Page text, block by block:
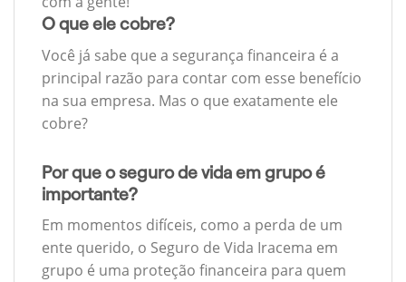
O que ele cobre?
Você já sabe que a segurança financeira é a
principal razão para contar com esse benefício
na sua empresa. Mas o que exatamente ele
cobre?
Por que o seguro de vida em grupo é
importante?
Em momentos difíceis, como a perda de um
ente querido, o Seguro de Vida Iracema em
grupo é uma proteção financeira para quem